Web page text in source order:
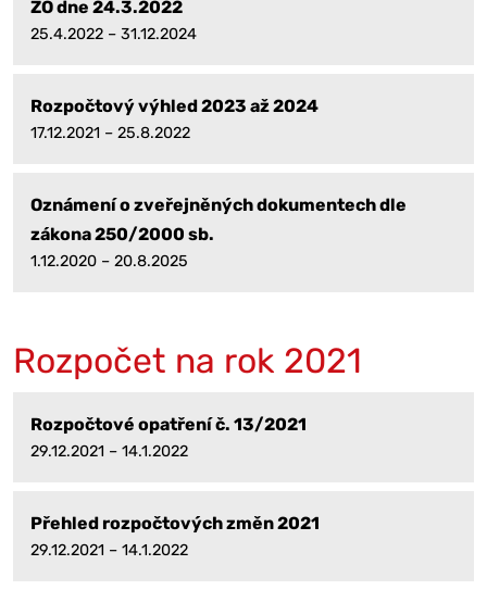
ZO dne 24.3.2022
25.4.2022 – 31.12.2024
Rozpočtový výhled 2023 až 2024
17.12.2021 – 25.8.2022
Oznámení o zveřejněných dokumentech dle
zákona 250/2000 sb.
1.12.2020 – 20.8.2025
Rozpočet na rok 2021
Rozpočtové opatření č. 13/2021
29.12.2021 – 14.1.2022
Přehled rozpočtových změn 2021
29.12.2021 – 14.1.2022